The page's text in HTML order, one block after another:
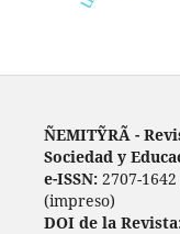
ÑEMITỸRÃ -
Sociedad y
e-ISSN:2707-
(impreso)
DOI de la Revista